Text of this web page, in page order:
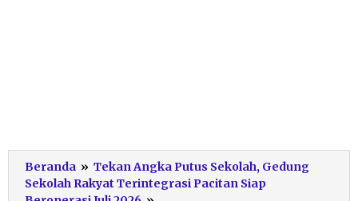
Beranda » Tekan Angka Putus Sekolah, Gedung
Sekolah Rakyat Terintegrasi Pacitan Siap